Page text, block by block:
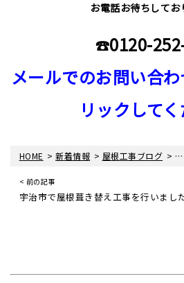
お電話お待ちしてお
☎0120-
メールでのお問い合
リックして
HOME >新着情報 > 屋根工事ブログ >
< 前の記事
宇治市で屋根葺き替え工事を行いまし